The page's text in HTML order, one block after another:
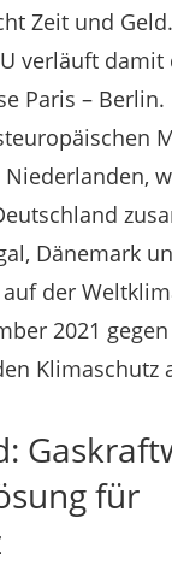
Zeit und
verläuft damit
Paris –
Dänemark
der
2021
Klimaschutz
für